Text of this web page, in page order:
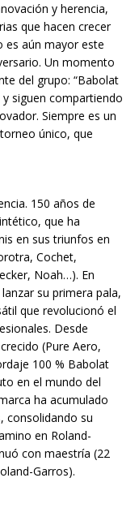
y herencia,
que hacen crecer
es aún mayor este
Un momento
del grupo: “Babolat
siguen compartiendo
Siempre es un
único, que
150 años de
que ha
en sus triunfos en
Cochet,
Noah…). En
su primera pala,
que revolucionó el
Desde
(Pure Aero,
100 % Babolat
en el mundo del
ha acumulado
consolidando su
en Roland-
con maestría (22
Garros).